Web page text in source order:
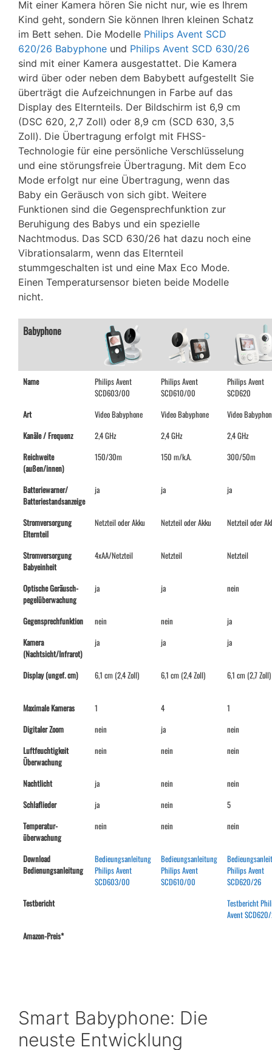
Mit einer Kamera hören Sie nicht nur, wie es Ihrem
Kind geht, sondern Sie können Ihren kleinen Schatz
im Bett sehen. Die Modelle Philips Avent SCD
620/26 Babyphone und Philips Avent SCD 630/26
sind mit einer Kamera ausgestattet. Die Kamera
wird über oder neben dem Babybett aufgestellt Sie
überträgt die Aufzeichnungen in Farbe auf das
Display des Elternteils. Der Bildschirm ist 6,9 cm
(DSC 620, 2,7 Zoll) oder 8,9 cm (SCD 630, 3,5
Zoll). Die Übertragung erfolgt mit FHSS-
Technologie für eine persönliche Verschlüsselung
und eine störungsfreie Übertragung. Mit dem Eco
Mode erfolgt nur eine Übertragung, wenn das
Baby ein Geräusch von sich gibt. Weitere
Funktionen sind die Gegensprechfunktion zur
Beruhigung des Babys und ein spezielle
Nachtmodus. Das SCD 630/26 hat dazu noch eine
Vibrationsalarm, wenn das Elternteil
stummgeschalten ist und eine Max Eco Mode.
Einen Temperatursensor bieten beide Modelle
nicht.
Babyphone
Name
Philips Avent
SCD603/00
Philips Avent
SCD610/00
Philips Avent
SCD620
Art
Video Babyphone Video Babyphone
Video
Kanäle / Frequenz
2,4 GHz 2,4 GHz
2,4 GHz
Reichweite
(außen/innen)
150/30m 150 m/k.A. 300/50m
Batteriewarner/
Batteriestandsanzeige
ja ja ja
Stromversorgung
Elternteil
Netzteil oder Akku Netzteil oder Akku Netzteil oder
Stromversorgung
Babyeinheit
4xAA/Netzteil Netzteil Netzteil
Optische Geräusch-
pegelüberwachung
ja ja nein
Gegensprechfunktion nein nein
ja
Kamera
(Nachtsicht/Infrarot)
ja ja ja
Display (ungef. cm) 6,1 cm (2,4 Zoll) 6,1 cm (2,4 Zoll) 6,1 cm (2,7 Zoll)
Maximale Kameras 1 4
1
Digitaler Zoom
nein ja
nein
Luftfeuchtigkeit
Überwachung
nein nein nein
Nachtlicht ja nein
nein
Schlaflieder
ja nein
5
Temperatur-
überwachung
nein nein nein
Download
Bedienungsanleitung
Bedieungsanleitung
Philips Avent
SCD603/00
Bedieungsanleitung
Philips Avent
SCD610/00
Philips Avent
SCD620/26
Testbericht
Testbericht
Avent
Amazon-Preis*
Smart Babyphone: Die
neuste Entwicklung